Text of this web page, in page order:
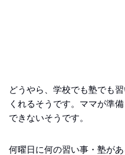
どうやら、学校でも塾でも
くれるそうです。ママが準
できないそうです。
何曜日に何の習い事・塾が